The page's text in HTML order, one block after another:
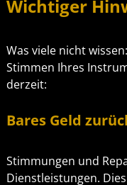
Wichtiger
Was viele nicht
Stimmen Ihres
derzeit:
Bares Geld
Stimmungen und
Dienstleistungen.